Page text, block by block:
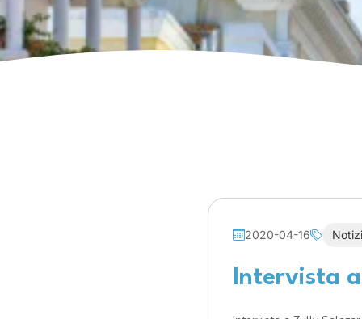
2020-04-16
Intervista